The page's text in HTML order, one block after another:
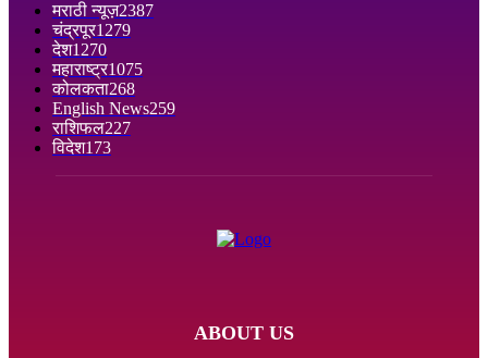
मराठी न्यूज़2387
चंद्रपूर1279
देश1270
महाराष्ट्र1075
कोलकता268
English News259
राशिफल227
विदेश173
ABOUT US